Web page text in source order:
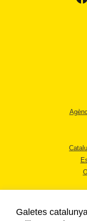
Galetes